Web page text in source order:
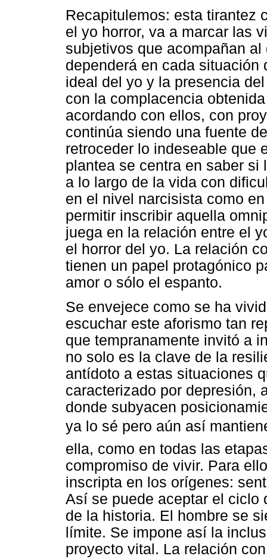
Recapitulemos: esta tirantez
el yo horror, va a marcar las
subjetivos que acompañan
dependerá en cada
ideal del yo y la presencia
con la complacencia
acordando con ellos, con
continúa siendo una fuente
retroceder lo indeseable que
plantea se centra en saber
a lo largo de la vida con
en el nivel narcisista como
permitir inscribir aquella
juega en la relación entre el
el horror del yo. La relación
tienen un papel protagónico
amor o sólo el espanto.
Se envejece como se ha
escuchar este aforismo tan
que tempranamente invitó a
no solo es la clave de la
antídoto a estas situaciones
caracterizado por depresión,
donde subyacen
ya lo sé pero aún así
ella, como en todas las
compromiso de vivir. Para
inscripta en los orígenes:
Así se puede aceptar el ciclo
de la historia. El hombre se
límite. Se impone así la
proyecto vital. La relación